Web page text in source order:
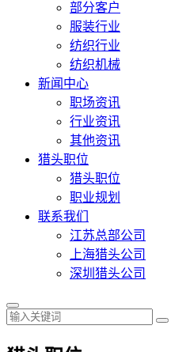
部分客户
服装行业
纺织行业
纺织机械
新闻中心
职场资讯
行业资讯
其他资讯
猎头职位
猎头职位
职业规划
联系我们
江苏总部公司
上海猎头公司
深圳猎头公司